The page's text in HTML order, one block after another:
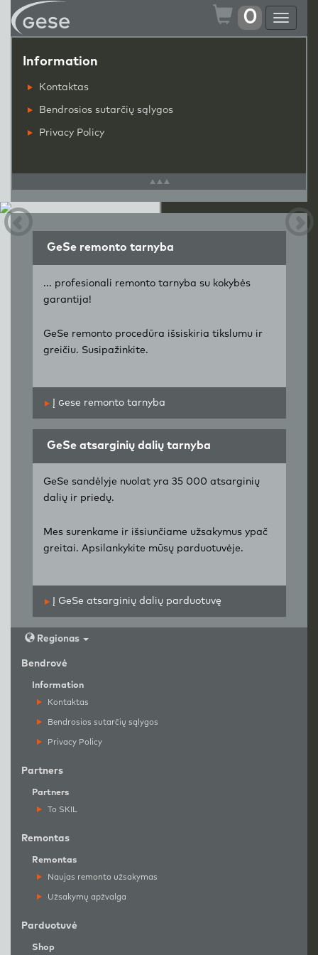
Toggle
0
Information
Kontaktas
Bendrosios sutarčių sąlygos
Privacy Policy
GeSe remonto tarnyba
... profesionali remonto tarnyba su kokybės
garantija!
GeSe remonto procedūra išsiskiria tikslumu ir
greičiu. Susipažinkite.
Į gese remonto tarnyba
GeSe atsarginių dalių tarnyba
GeSe sandėlyje nuolat yra 35 000 atsarginių
dalių ir priedų.
Mes surenkame ir išsiunčiame užsakymus ypač
greitai. Apsilankykite mūsų parduotuvėje.
Į GeSe atsarginių dalių parduotuvę
Regionas
Bendrovė
Information
Kontaktas
Bendrosios sutarčių sąlygos
Privacy Policy
Partners
Partners
To SKIL
Remontas
Remontas
Naujas remonto užsakymas
Užsakymų apžvalga
Parduotuvė
Shop